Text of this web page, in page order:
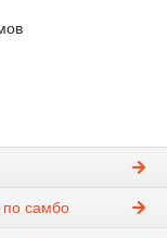
по самбо